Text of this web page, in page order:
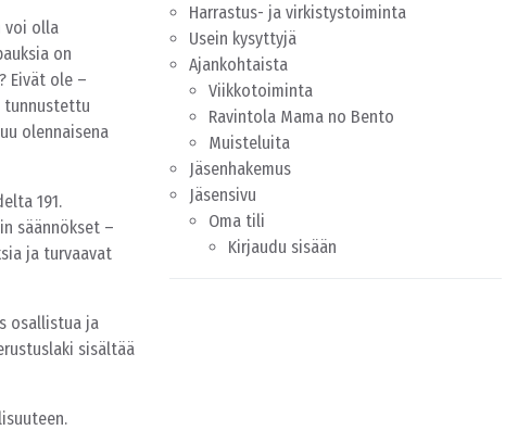
voi olla
on
Eivät ole –
tunnustettu
olennaisena
191.
säännökset –
ja turvaavat
osallistua ja
sisältää
Harrastus- ja virkistystoiminta
Usein kysyttyjä
Ajankohtaista
Viikkotoiminta
Ravintola Mama no Bento
Muisteluita
Jäsenhakemus
Jäsensivu
Oma tili
Kirjaudu sisään